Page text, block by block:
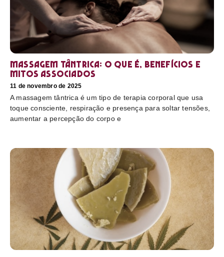
Massagem tântrica: o que é, benefícios e
mitos associados
11 de novembro de 2025
A massagem tântrica é um tipo de terapia corporal que usa
toque consciente, respiração e presença para soltar tensões,
aumentar a percepção do corpo e